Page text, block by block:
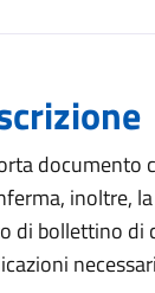
documento
inoltre,
di bollettino di